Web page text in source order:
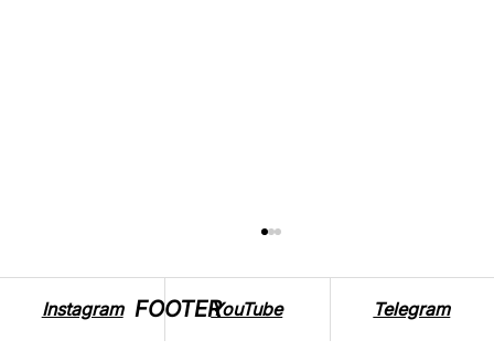
FOOTER
Instagram YouTube Telegram